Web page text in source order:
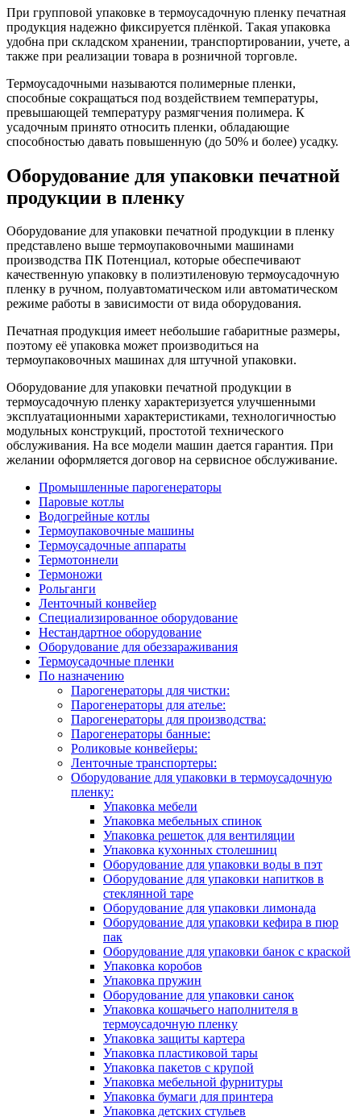
При групповой упаковке в термоусадочную пленку печатная
продукция надежно фиксируется плёнкой. Такая упаковка
удобна при складском хранении, транспортировании, учете, а
также при реализации товара в розничной торговле.
Термоусадочными называются полимерные пленки,
способные сокращаться под воздействием температуры,
превышающей температуру размягчения полимера. К
усадочным принято относить пленки, обладающие
способностью давать повышенную (до 50% и более) усадку.
Оборудование для упаковки печатной
продукции в пленку
Оборудование для упаковки печатной продукции в пленку
представлено выше термоупаковочными машинами
производства ПК Потенциал, которые обеспечивают
качественную упаковку в полиэтиленовую термоусадочную
пленку в ручном, полуавтоматическом или автоматическом
режиме работы в зависимости от вида оборудования.
Печатная продукция имеет небольшие габаритные размеры,
поэтому её упаковка может производиться на
термоупаковочных машинах для штучной упаковки.
Оборудование для упаковки печатной продукции в
термоусадочную пленку характеризуется улучшенными
эксплуатационными характеристиками, технологичностью
модульных конструкций, простотой технического
обслуживания. На все модели машин дается гарантия. При
желании оформляется договор на сервисное обслуживание.
Промышленные парогенераторы
Паровые котлы
Водогрейные котлы
Термоупаковочные машины
Термоусадочные аппараты
Термотоннели
Термоножи
Рольганги
Ленточный конвейер
Специализированное оборудование
Нестандартное оборудование
Оборудование для обеззараживания
Термоусадочные пленки
По назначению
Парогенераторы для чистки:
Парогенераторы для ателье:
Парогенераторы для производства:
Парогенераторы банные:
Роликовые конвейеры:
Ленточные транспортеры:
Оборудование для упаковки в термоусадочную
пленку:
Упаковка мебели
Упаковка мебельных спинок
Упаковка решеток для вентиляции
Упаковка кухонных столешниц
Оборудование для упаковки воды в пэт
Оборудование для упаковки напитков в
стеклянной таре
Оборудование для упаковки лимонада
Оборудование для упаковки кефира в пюр
пак
Оборудование для упаковки банок с краской
Упаковка коробов
Упаковка пружин
Оборудование для упаковки санок
Упаковка кошачьего наполнителя в
термоусадочную пленку
Упаковка защиты картера
Упаковка пластиковой тары
Упаковка пакетов с крупой
Упаковка мебельной фурнитуры
Упаковка бумаги для принтера
Упаковка детских стульев